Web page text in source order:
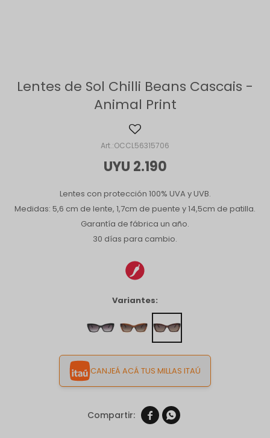
Lentes de Sol Chilli Beans Cascais -
Animal Print
OCCL56315706
UYU 2.190
Lentes con protección 100% UVA y UVB.
Medidas: 5,6 cm de lente, 1,7cm de puente y 14,5cm de patilla.
Garantía de fábrica un año.
30 días para cambio.
Variantes:
CANJEÁ ACÁ TUS MILLAS ITAÚ
 